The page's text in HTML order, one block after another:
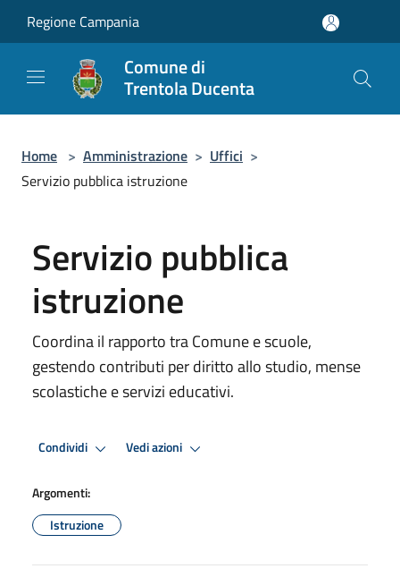
Regione Campania
Comune di
Trentola Ducenta
Home > Amministrazione > Uffici >
Servizio pubblica istruzione
Servizio pubblica
istruzione
Coordina il rapporto tra Comune e scuole,
gestendo contributi per diritto allo studio, mense
scolastiche e servizi educativi.
Condividi Vedi azioni
Argomenti:
Istruzione